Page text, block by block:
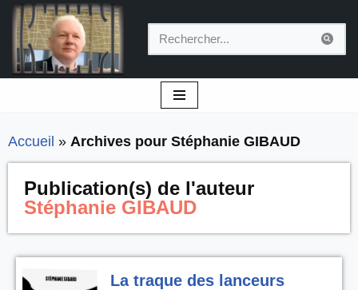
Aller
au
contenu
Accueil » Archives pour Stéphanie GIBAUD
Publication(s) de l'auteur
Stéphanie GIBAUD
La traque des lanceurs